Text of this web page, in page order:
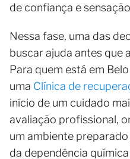
de confiança e
Nessa fase, uma das
buscar ajuda antes que
Para quem está em
uma Clínica de
início de um cuidado
avaliação profissional,
um ambiente
da dependência